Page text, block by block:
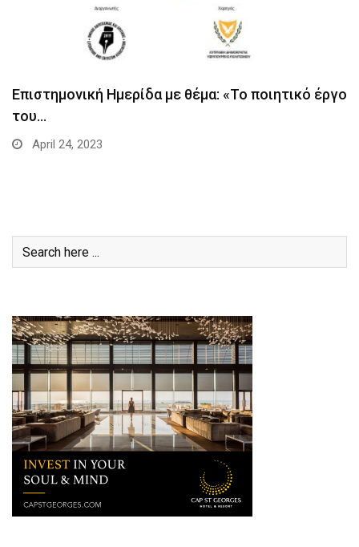
Επιστημονική Ημερίδα με θέμα: «Το ποιητικό έργο
του…
April 24, 2023